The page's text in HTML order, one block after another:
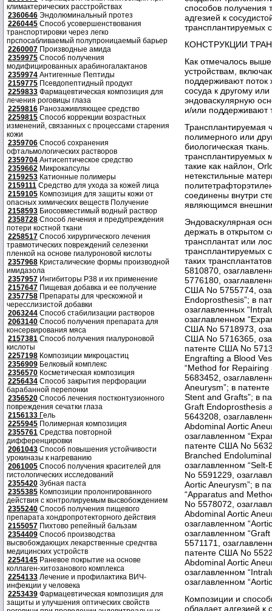
климактерических расстройствах
2360646 Эндолюминальный протез
2260445 Способ усовершенствования
транспортировки через легко
прспосабливаемый полупроницаемый барьер
2260007 Производные амида
2359975 Способ получения
модифицированных арабиногалактанов
2359974 Антигенные Пептиды
2159775 Псевдопептидный продукт
2259833 Фармацевтическая композиция для
лечения роговицы глаза
2259816 Ранозаживляющее средство
2259815 Способ коррекции возрастных
изменений, связанных с процессами старения
кожи
2359706 Способ сохранения
офтальмологических растворов
2359704 Антисептическое средство
2359662 Микрокапсулы
2159253 Катионные полимеры
2159111 Средство для ухода за кожей лица
2159105 Композиция для защиты кожи от
опасных химических веществ Получение
2158593 Биосовместимый водный раствор
2358728 Способ лечения и предупреждения
потери костной ткани
2258517 Способ хирургического лечения
травмотических повреждений селезенки
пленкой на основе гиалуроновой кислоты
2357968 Кристалические формы производной
имидазола
2357957 Ингибиторы P38 и их применение
2157647 Пищевая добавка и ее получение
2357758 Препараты для чрескожной и
чересслизистой добавки
2063244 Способ стабилизации растворов
2063140 Способ получения препарата для
консервирования мяса
2157381 Способ получения гиалуроновой
кислоты
2257198 Композиции микроцастиц
2356909 Белковый комплекс
2356570 Косметическая композиция
2256434 Способ закрытия перфорации
барабанной перепонки
2356520 Способ лечения постконтузионного
повреждения сечатки глаза
2156133 Гель
2255945 Полимерная композиция
2355761 Средства повторной
дифференцировки
2061043 Способ повышения устойчивости
урокиназы к нагреванию
2061005 Способ получения красителей для
гистологических исследований
2355420 Зубная паста
2355385 Композиции пролонгированного
действия с контролируемым высвобождением
2355240 Способ получения пищевого
препарата хондропротекторного действия
2155057 Пихтово репейный бальзам
2354409 Способ производства
высвобождающих лекарственные средчтва
медицинских устройств
2254145 Раневое покрытие на основе
коллаген-хитозанового комплекса
2254133 Лечение и профилактика ВИЧ-
инфекции у человека
2253439 Фармацевтическая композиция для
защиты и улучшения оптических свойств
способов получения
адгезией к
трансплантируемых
КОНСТРУКЦИИ
Как отмечалось
устройствам,
поддерживают поток
сосуда к другому
эндоваскулярную
и/или поддерживают
Трансплантируемая
полимерного или
биологическая
трансплантируемых
такие как найлон,
нетекстильные
соединены внутри
являющимся
Эндоваскулярная
держать в открытом
трансплантат или
трансплантируемых
таких
5810870,
5776180,
США No 5755774,
Endoprosthesis”; в
озаглавленных
озаглавленном
США No 5718973,
США No 5716365,
патенте США No
Engrafting a Blood
“Method for
5683452,
Aneurysm”; в
Stent and Grafts”; в
Graft Endoprosthesis
5643208,
Abdominal Aortic
озаглавленном
патенте США No
Branched
озаглавленном
No 5591229,
Aortic Aneurysm”; в
“Apparatus and
No 5578072,
Abdominal Aortic
озаглавленном
озаглавленном
5571171,
патенте США No
Abdominal Aortic
озаглавленном
озаглавленном
Композиции и
обладает адгезией к